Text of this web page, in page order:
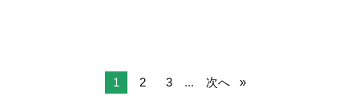
1 2 3 ... 次へ